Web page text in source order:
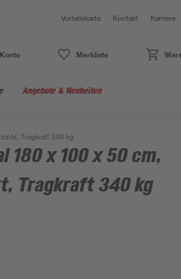
Vorteilskarte Kontakt Karriere
Merkliste
Angebote & Neuheiten
Tragkraft 340 kg
180 x 100 x 50 cm,
Tragkraft 340 kg